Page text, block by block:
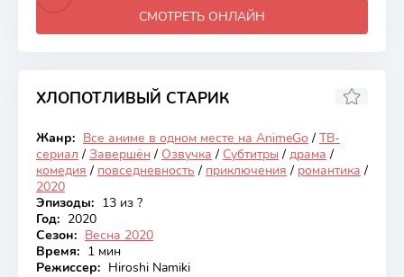
СМОТРЕТЬ ОНЛАЙН
ХЛОПОТЛИВЫЙ СТАРИК
Закончен
6.43
Жанр: Все аниме в одном месте на AnimeGo / ТВ-
сериал / Завершён / Озвучка / Субтитры / драма /
комедия / повседневность / приключения / романтика /
2020
Эпизоды: 13 из ?
Год: 2020
Сезон: Весна 2020
Время: 1 мин
Режиссер: Hiroshi Namiki